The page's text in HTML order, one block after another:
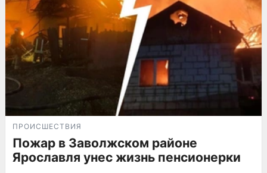
ПРОИСШЕСТВИЯ
Пожар в Заволжском районе
Ярославля унес жизнь пенсионерки